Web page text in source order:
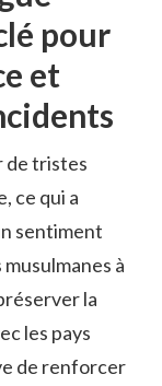
pour
et
de tristes
ce qui ‌a
sentiment
à
la‍
les pays
de renforcer